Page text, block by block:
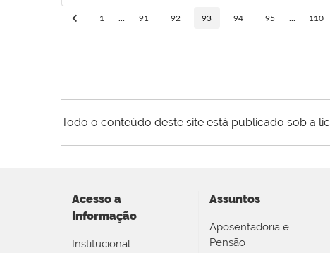
1 91 92 93 94 95 110
Todo o conteúdo deste site está publicado sob a
Acesso a
Informação
Institucional
Assuntos
Aposentadoria e
Pensão